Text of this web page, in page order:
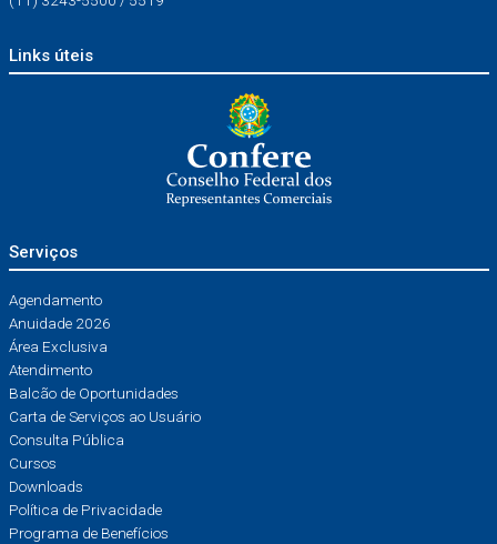
Links úteis
Serviços
Agendamento
Anuidade 2026
Área Exclusiva
Atendimento
Balcão de Oportunidades
Carta de Serviços ao Usuário
Consulta Pública
Cursos
Downloads
Política de Privacidade
Programa de Benefícios